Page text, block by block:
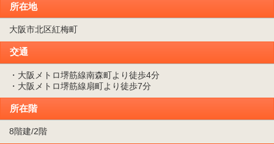
所在地
大阪市北区紅梅町
交通
・大阪メトロ堺筋線南森町より徒歩4分
・大阪メトロ堺筋線扇町より徒歩7分
所在階
8階建/2階